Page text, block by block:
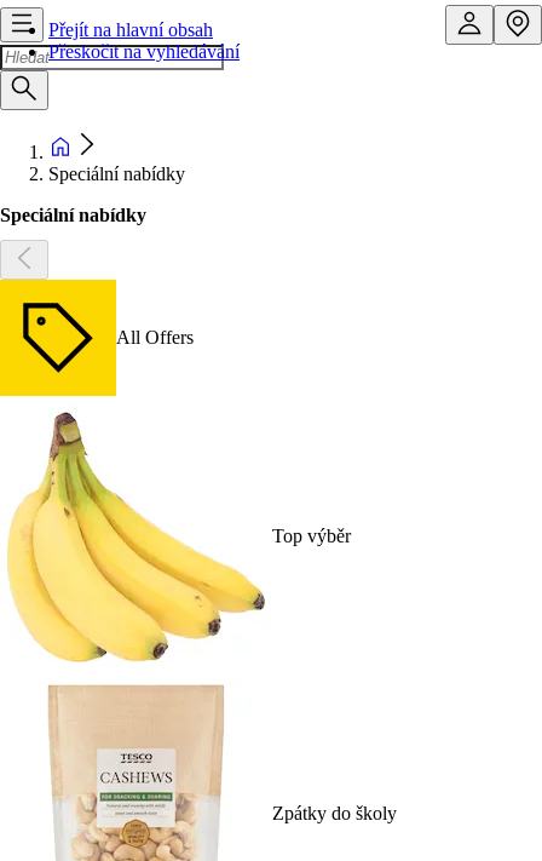
Přejít na hlavní obsah
Přeskočit na vyhledávání
Speciální nabídky
Speciální nabídky
All Offers
Top výběr
Zpátky do školy